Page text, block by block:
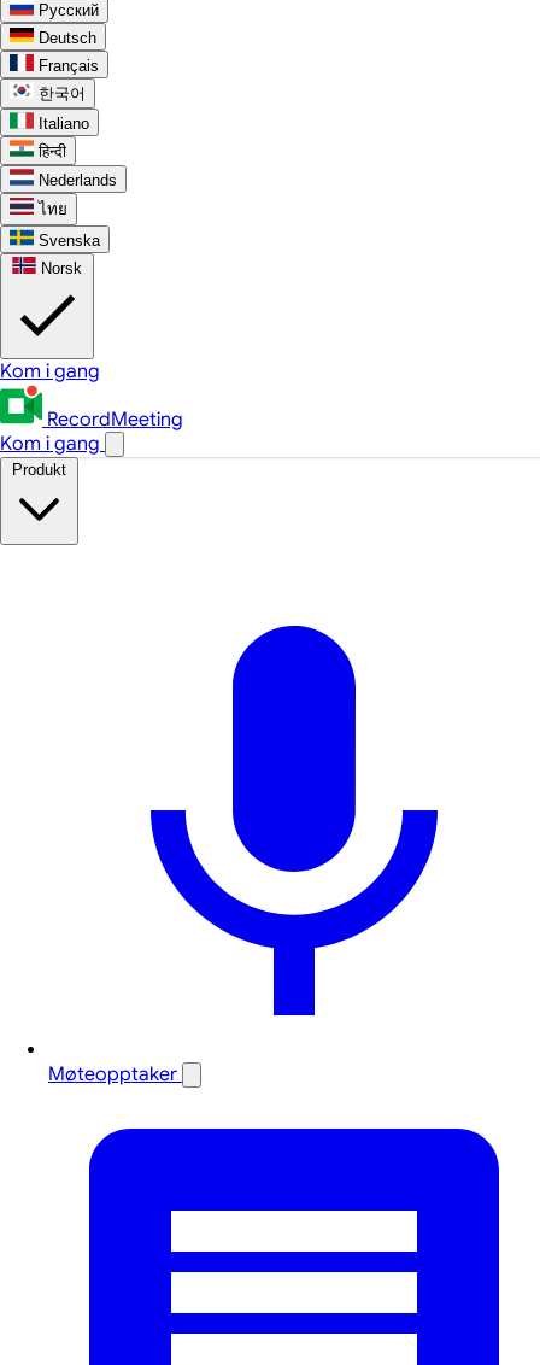
Русский
Deutsch
Français
한국어
Italiano
हिन्दी
Nederlands
ไทย
Svenska
Norsk
Kom i gang
RecordMeeting
Kom i gang
Møteopptaker